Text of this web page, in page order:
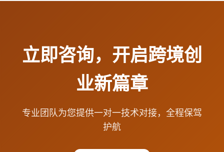
立即咨询，开启跨境创
业新篇章
专业团队为您提供一对一技术对接，全程保驾
护航